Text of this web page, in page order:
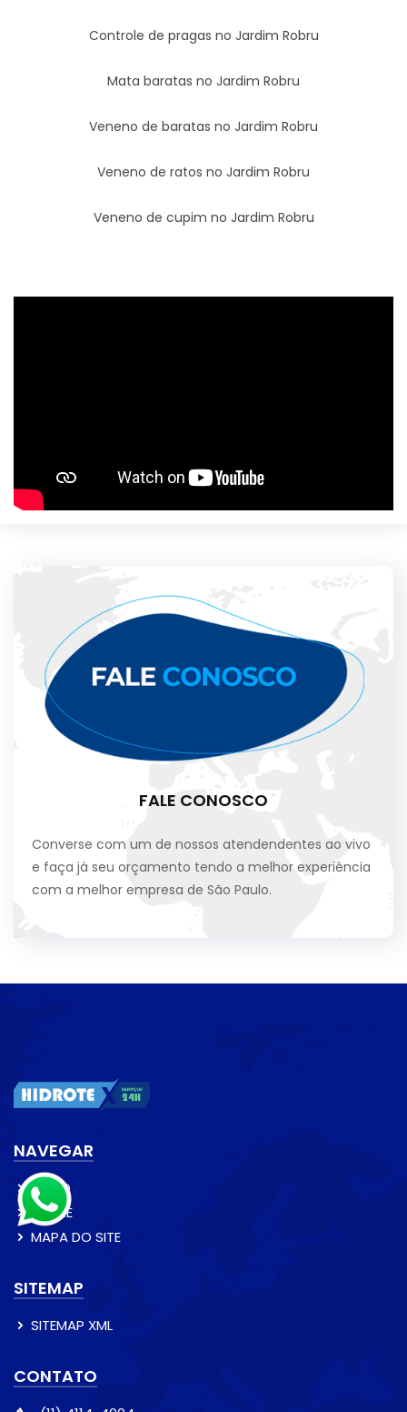
Controle de pragas no Jardim Robru
Mata baratas no Jardim Robru
Veneno de baratas no Jardim Robru
Veneno de ratos no Jardim Robru
Veneno de cupim no Jardim Robru
FALE CONOSCO
Converse com um de nossos atendendentes ao vivo
e faça já seu orçamento tendo a melhor experiência
com a melhor empresa de São Paulo.
NAVEGAR
INÍCIO
SOBRE
MAPA DO SITE
SITEMAP
SITEMAP XML
CONTATO